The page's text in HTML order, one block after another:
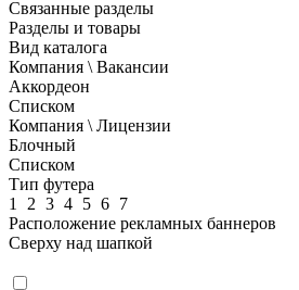
Связанные разделы
Разделы и товары
Вид каталога
Компания \ Вакансии
Аккордеон
Списком
Компания \ Лицензии
Блочный
Списком
Тип футера
1
2 3 4 5 6 7
Расположение рекламных баннеров
Сверху над шапкой